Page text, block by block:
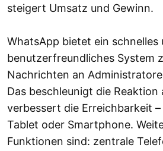
steigert Umsatz und Gewinn.
WhatsApp bietet ein schnelles
benutzerfreundliches System
Nachrichten an
Das beschleunigt die
verbessert die Erreichbarkeit –
Tablet oder Smartphone.
Funktionen sind: zentrale